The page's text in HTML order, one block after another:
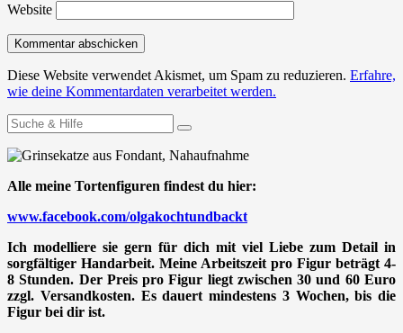
Website
Diese Website verwendet Akismet, um Spam zu reduzieren. Erfahre,
wie deine Kommentardaten verarbeitet werden.
Suchen
nach:
Alle meine Tortenfiguren findest du hier:
www.facebook.com/olgakochtundbackt
Ich modelliere sie gern für dich mit viel Liebe zum Detail in
sorgfältiger Handarbeit. Meine Arbeitszeit pro Figur beträgt 4-
8 Stunden. Der Preis pro Figur liegt zwischen 30 und 60 Euro
zzgl. Versandkosten. Es dauert mindestens 3 Wochen, bis die
Figur bei dir ist.